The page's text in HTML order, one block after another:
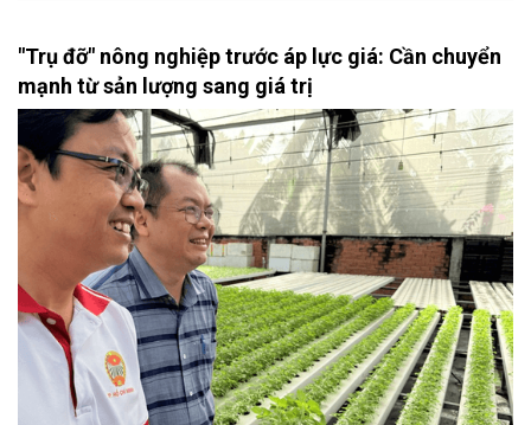
"Trụ đỡ" nông nghiệp trước áp lực giá: Cần chuyển
mạnh từ sản lượng sang giá trị